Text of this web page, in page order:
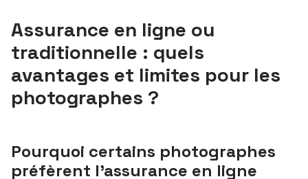
Assurance en ligne ou
traditionnelle : quels
avantages et limites pour les
photographes ?
Pourquoi certains photographes
préfèrent l’assurance en ligne